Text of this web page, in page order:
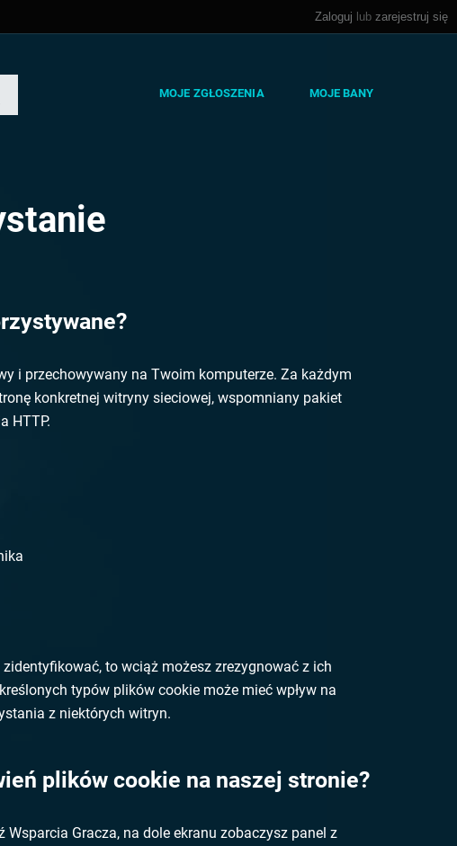
Zaloguj lub zarejestruj się
MOJE ZGŁOSZENIA MOJE BANY
i przechowywany na Twoim komputerze. Za każdym
konkretnej witryny sieciowej, wspomniany pakiet
HTTP.
to wciąż możesz zrezygnować z ich
typów plików cookie może mieć wpływ na
z niektórych witryn.
plików cookie na naszej stronie?
Gracza, na dole ekranu zobaczysz panel z